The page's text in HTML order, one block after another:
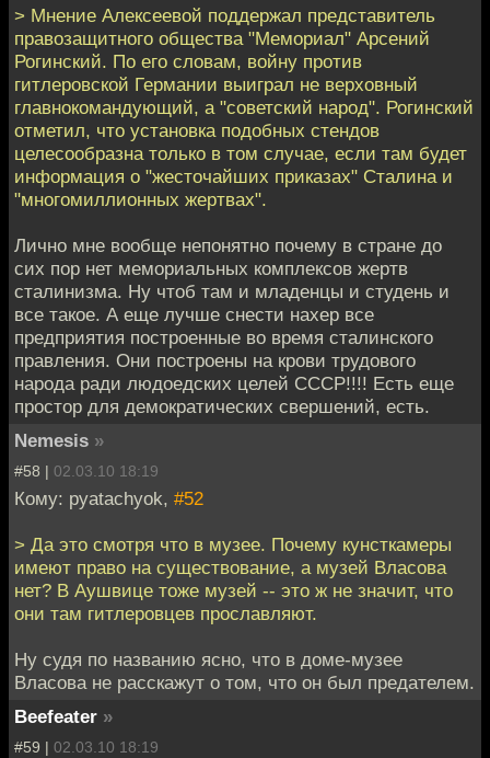
> Мнение Алексеевой поддержал представитель
правозащитного общества "Мемориал" Арсений
Рогинский. По его словам, войну против
гитлеровской Германии выиграл не верховный
главнокомандующий, а "советский народ". Рогинский
отметил, что установка подобных стендов
целесообразна только в том случае, если там будет
информация о "жесточайших приказах" Сталина и
"многомиллионных жертвах".
Лично мне вообще непонятно почему в стране до
сих пор нет мемориальных комплексов жертв
сталинизма. Ну чтоб там и младенцы и студень и
все такое. А еще лучше снести нахер все
предприятия построенные во время сталинского
правления. Они построены на крови трудового
народа ради людоедских целей СССР!!!! Есть еще
простор для демократических свершений, есть.
Nemesis »
#58 | 02.03.10 18:19
Кому: pyatachyok, #52
> Да это смотря что в музее. Почему кунсткамеры
имеют право на существование, а музей Власова
нет? В Аушвице тоже музей -- это ж не значит, что
они там гитлеровцев прославляют.
Ну судя по названию ясно, что в доме-музее
Власова не расскажут о том, что он был предателем.
Beefeater »
#59 | 02.03.10 18:19